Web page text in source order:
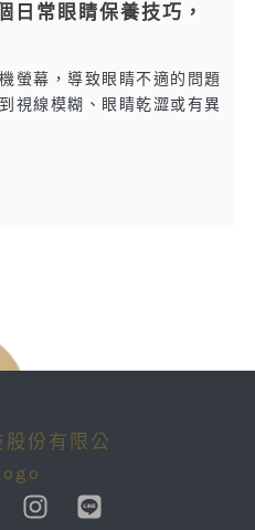
日常眼睛保養技巧，
螢幕，導致眼睛不適的問題
視線模糊、眼睛乾澀或有異
I
L